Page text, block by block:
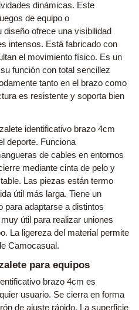
dinámicas. Este
de equipo o
ofrece una visibilidad
intensos. Está fabricado con
el movimiento físico. Es un
función con total sencillez
tanto en el brazo como
es resistente y soporta bien
identificativo brazo 4cm
deporte. Funciona
de cables en entornos
mediante cinta de pelo y
Las piezas están termo
útil más larga. Tiene un
para adaptarse a distintos
útil para realizar uniones
La ligereza del material permite
Camocasual.
para equipos
brazo 4cm es
usuario. Se cierra en forma
de ajuste rápido. La superficie